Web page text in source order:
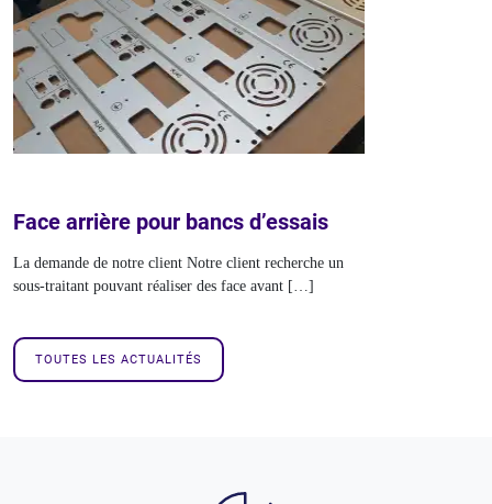
Face arrière pour bancs d’essais
La demande de notre client Notre client recherche un
sous-traitant pouvant réaliser des face avant […]
TOUTES LES ACTUALITÉS